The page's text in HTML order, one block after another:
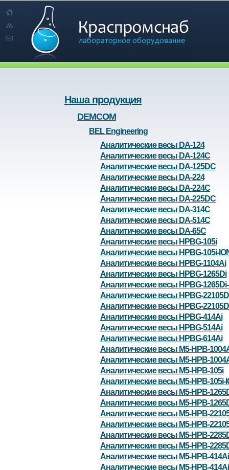
Наша продукция
DEMCOM
BEL Engineering
Аналитические весы DA-124
Аналитические весы DA-124C
Аналитические весы DA-125DC
Аналитические весы DA-224
Аналитические весы DA-224C
Аналитические весы DA-225DC
Аналитические весы DA-314C
Аналитические весы DA-514C
Аналитические весы DA-65C
Аналитические весы HPBG-105i
Аналитические весы HPBG-105i-
Аналитические весы HPBG-1104Ai
Аналитические весы HPBG-1265Di
Аналитические весы HPBG-1265Di-
Аналитические весы HPBG-
Аналитические весы HPBG-
Аналитические весы HPBG-414Ai
Аналитические весы HPBG-514Ai
Аналитические весы HPBG-614Ai
Аналитические весы M5-HPB-
Аналитические весы M5-HPB-
Аналитические весы M5-HPB-105i
Аналитические весы M5-HPB-105i-
Аналитические весы M5-HPB-
Аналитические весы M5-HPB-
Аналитические весы M5-HPB-
Аналитические весы M5-HPB-
Аналитические весы M5-HPB-
Аналитические весы M5-HPB-
Аналитические весы M5-HPB-414Ai
Аналитические весы M5-HPB-